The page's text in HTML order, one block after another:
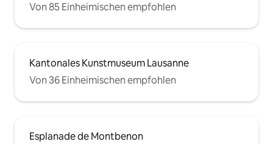
Von 85 Einheimischen empfohlen
Kantonales Kunstmuseum Lausanne
Von 36 Einheimischen empfohlen
Esplanade de Montbenon